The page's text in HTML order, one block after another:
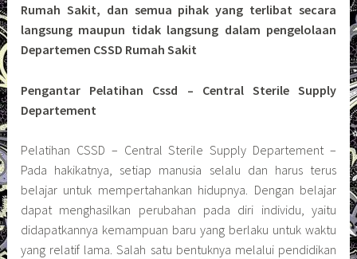
Rumah Sakit, dan semua pihak yang terlibat secara
langsung maupun tidak langsung dalam pengelolaan
Departemen CSSD Rumah Sakit
Pengantar Pelatihan Cssd – Central Sterile Supply
Departement
Pelatihan CSSD – Central Sterile Supply Departement –
Pada hakikatnya, setiap manusia selalu dan harus terus
belajar untuk mempertahankan hidupnya. Dengan belajar
dapat menghasilkan perubahan pada diri individu, yaitu
didapatkannya kemampuan baru yang berlaku untuk waktu
yang relatif lama. Salah satu bentuknya melalui pendidikan